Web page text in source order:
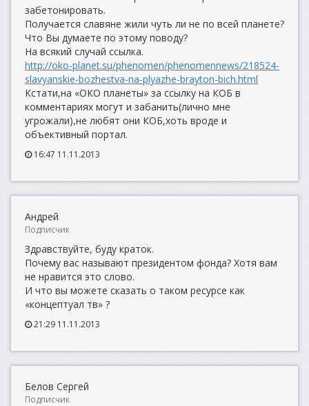
забетонировать.
Получается славяне жили чуть ли не по всей планете?
Что Вы думаете по этому поводу?
На всякий случай ссылка.
http://oko-planet.su/phenomen/phenomennews/218524-
slavyanskie-bozhestva-na-plyazhe-brayton-bich.html
Кстати,на «ОКО планеты» за ссылку на КОБ в
комментариях могут и забанить(лично мне
угрожали),не любят они КОБ,хоть вроде и
объективный портал.
16:47 11.11.2013
Андрей
Подписчик
Здравствуйте, буду краток.
Почему вас называют президентом фонда? Хотя вам
не нравится это слово.
И что вы можете сказать о таком ресурсе как
«концептуал тв» ?
21:29 11.11.2013
Белов Сергей
Подписчик